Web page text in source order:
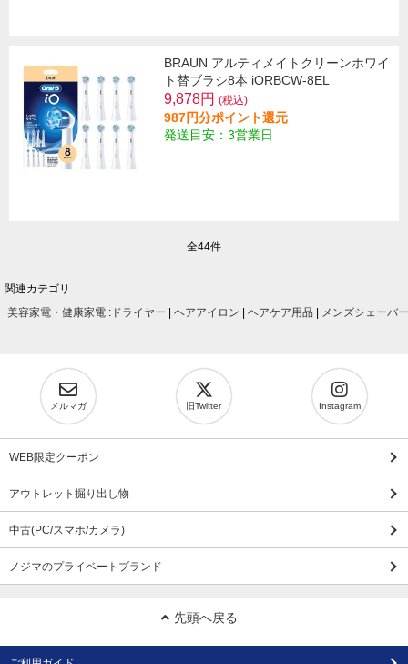
BRAUN アルティメイトクリーンホワイ
ト替ブラシ8本 iORBCW-8EL
9,878円 (税込)
987円分ポイント還元
発送目安：3営業日
全44件
関連カテゴリ
美容家電・健康家電 : ドライヤー ヘアアイロン ヘアケア用品 メンズシェーバー
メルマガ 旧Twitter Instagram
WEB限定クーポン
アウトレット掘り出し物
中古(PC/スマホ/カメラ)
ノジマのプライベートブランド
先頭へ戻る